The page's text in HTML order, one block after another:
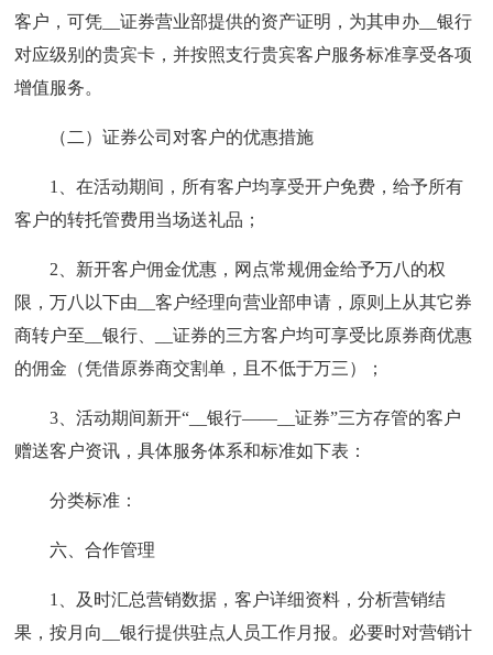
客户，可凭__证券营业部提供的资产证明，为其申办__银行
对应级别的贵宾卡，并按照支行贵宾客户服务标准享受各项
增值服务。
（二）证券公司对客户的优惠措施
1、在活动期间，所有客户均享受开户免费，给予所有
客户的转托管费用当场送礼品；
2、新开客户佣金优惠，网点常规佣金给予万八的权
限，万八以下由__客户经理向营业部申请，原则上从其它券
商转户至__银行、__证券的三方客户均可享受比原券商优惠
的佣金（凭借原券商交割单，且不低于万三）；
3、活动期间新开“__银行——__证券”三方存管的客户
赠送客户资讯，具体服务体系和标准如下表：
分类标准：
六、合作管理
1、及时汇总营销数据，客户详细资料，分析营销结
果，按月向__银行提供驻点人员工作月报。必要时对营销计